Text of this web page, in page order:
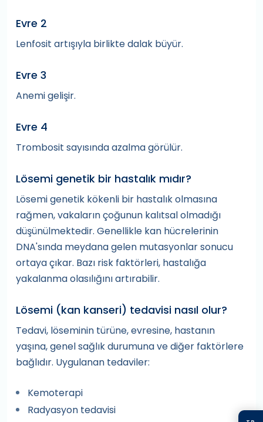
Evre 2
Lenfosit artışıyla birlikte dalak büyür.
Evre 3
Anemi gelişir.
Evre 4
Trombosit sayısında azalma görülür.
Lösemi genetik bir hastalık mıdır?
Lösemi genetik kökenli bir hastalık olmasına
rağmen, vakaların çoğunun kalıtsal olmadığı
düşünülmektedir. Genellikle kan hücrelerinin
DNA'sında meydana gelen mutasyonlar sonucu
ortaya çıkar. Bazı risk faktörleri, hastalığa
yakalanma olasılığını artırabilir.
Lösemi (kan kanseri) tedavisi nasıl olur?
Tedavi, löseminin türüne, evresine, hastanın
yaşına, genel sağlık durumuna ve diğer faktörlere
bağlıdır. Uygulanan tedaviler:
Kemoterapi
Radyasyon tedavisi